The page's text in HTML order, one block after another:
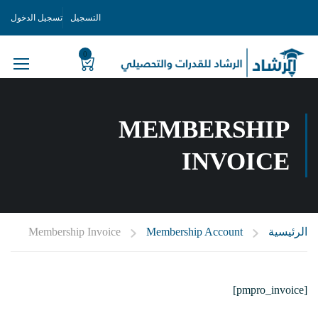
التسجيل تسجيل الدخول
0
MEMBERSHIP
INVOICE
الرئيسية Membership Account
Membership Invoice
[pmpro_invoice]